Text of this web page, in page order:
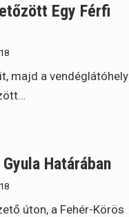
Egy Férfi
majd a vendéglátóhely
Határában
úton, a Fehér-Körös